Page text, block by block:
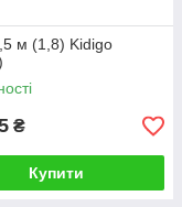
м (1,8) Kidigo
₴
Купити